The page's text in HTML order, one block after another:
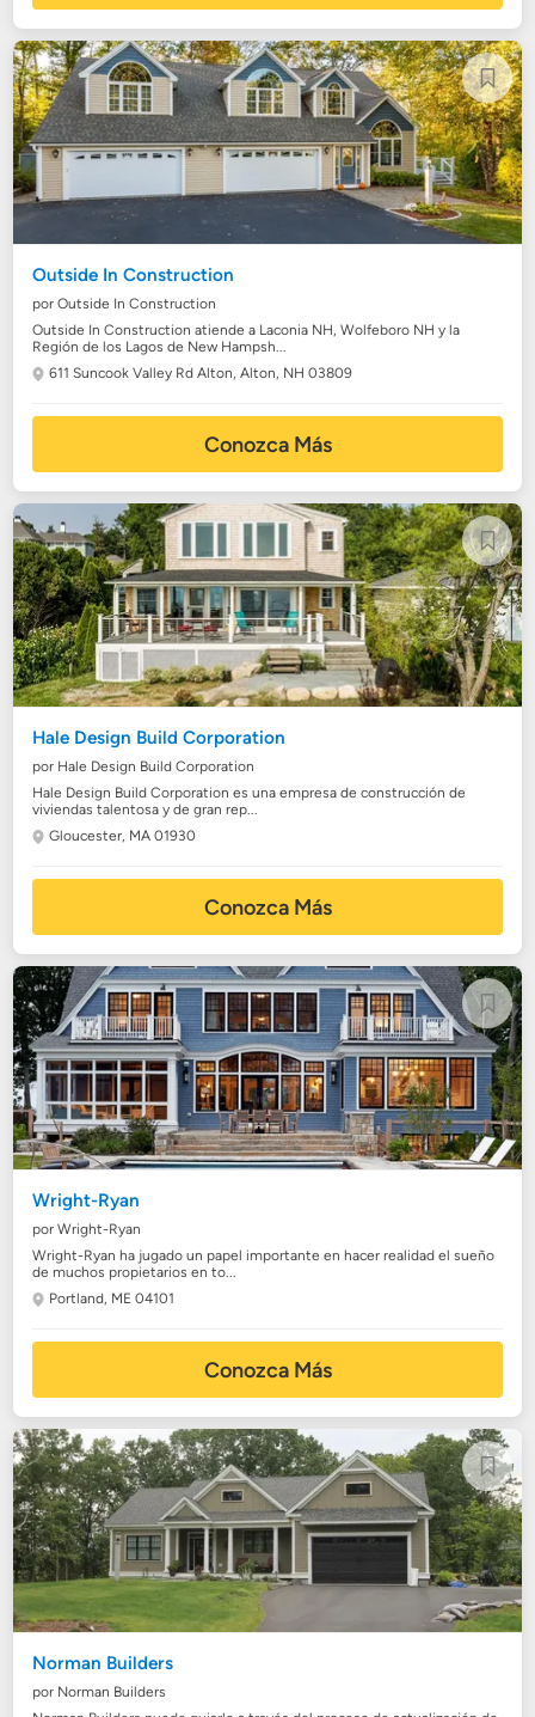
Outside In Construction
por Outside In Construction
Outside In Construction atiende a Laconia NH, Wolfeboro NH y la
Región de los Lagos de New Hampsh...
611 Suncook Valley Rd Alton,Alton, NH 03809
Conozca Más
Hale Design Build Corporation
por Hale Design Build Corporation
Hale Design Build Corporation es una empresa de construcción de
viviendas talentosa y de gran rep...
Gloucester, MA 01930
Conozca Más
Wright-Ryan
por Wright-Ryan
Wright-Ryan ha jugado un papel importante en hacer realidad el sueño
de muchos propietarios en to...
Portland, ME 04101
Conozca Más
Norman Builders
por Norman Builders